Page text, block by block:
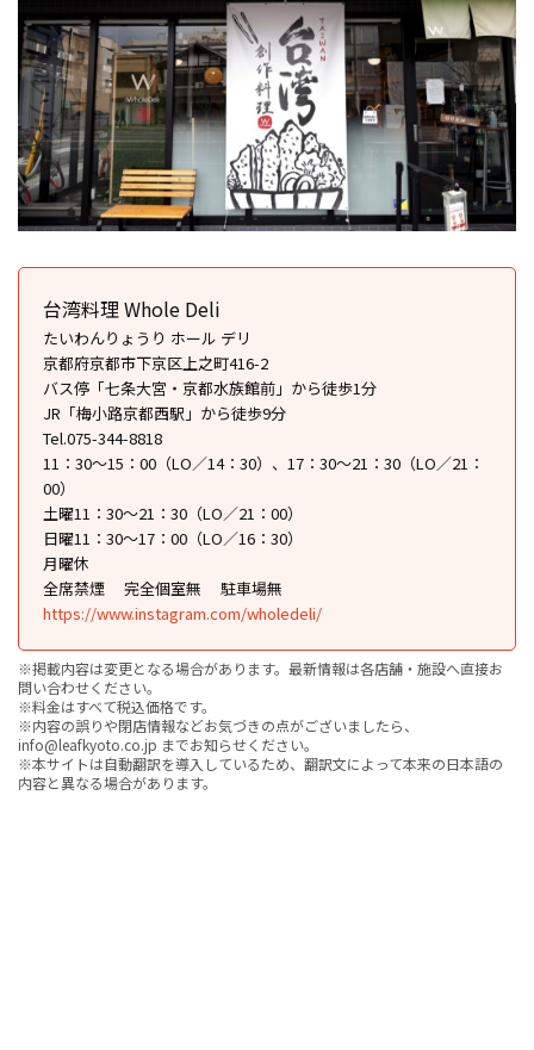
台湾料理 Whole Deli
たいわんりょうり ホール デリ
京都府京都市下京区上之町416-2
バス停「七条大宮・京都水族館前」から徒歩1分
JR「梅小路京都西駅」から徒歩9分
Tel.075-344-8818
11：30～15：00（LO／14：30）、17：30～21：30（LO／21：
00）
土曜11：30～21：30（LO／21：00）
日曜11：30～17：00（LO／16：30）
月曜休
全席禁煙
完全個室無
駐車場無
https://www.instagram.com/wholedeli/
※掲載内容は変更となる場合があります。最新情報は各店舗・施設へ直接お
問い合わせください。
※料金はすべて税込価格です。
※内容の誤りや閉店情報などお気づきの点がございましたら、
info@leafkyoto.co.jp までお知らせください。
※本サイトは自動翻訳を導入しているため、翻訳文によって本来の日本語の
内容と異なる場合があります。